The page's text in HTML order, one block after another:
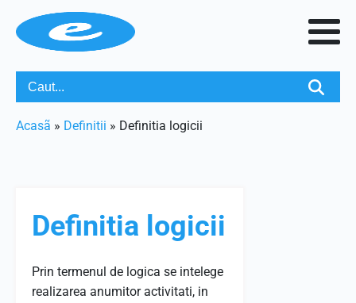
Acasã » Definitii » Definitia logicii
Definitia logicii
Prin termenul de logica se intelege
realizarea anumitor activitati, in